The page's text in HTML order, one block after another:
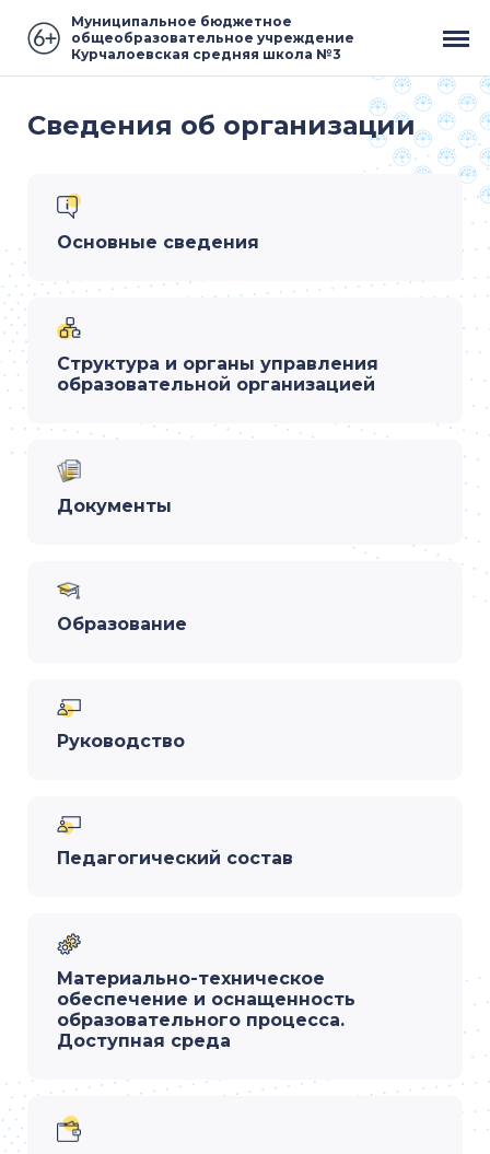
Муниципальное бюджетное
общеобразовательное учреждение
Курчалоевская средняя школа №3
Сведения об организации
Основные сведения
Структура и органы управления
образовательной организацией
Документы
Образование
Руководство
Педагогический состав
Материально-техническое
обеспечение и оснащенность
образовательного процесса.
Доступная среда